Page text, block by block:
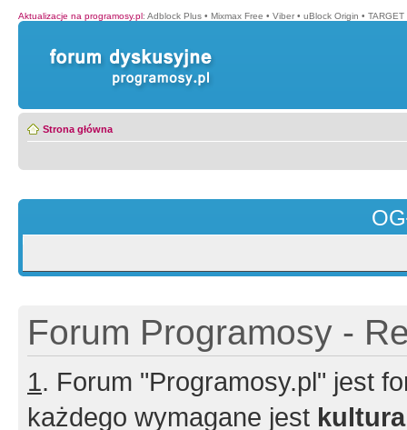
Aktualizacje na programosy.pl: Adblock Plus • Mixmax Free • Viber • uBlock Origin •
Strona główna
Forum Programosy -
1. Forum "Programosy.pl" jest
każdego wymagane jest